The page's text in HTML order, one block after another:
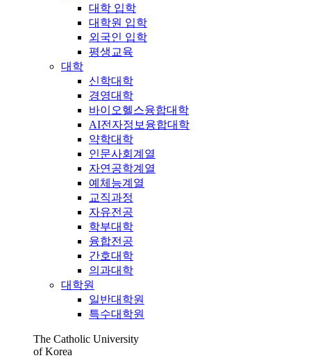
대학 입학
대학원 입학
외국인 입학
평생교육
대학
신학대학
경영대학
바이오헬스융합대학
AI전자정보융합대학
약학대학
인문사회계열
자연공학계열
예체능계열
교직과정
자유전공
학부대학
융합전공
간호대학
의과대학
대학원
일반대학원
특수대학원
The Catholic University
of Korea